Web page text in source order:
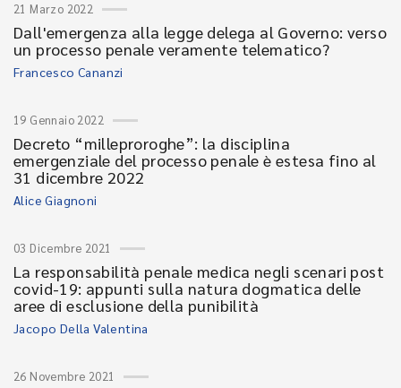
21 Marzo 2022
Dall'emergenza alla legge delega al Governo: verso
un processo penale veramente telematico?
Francesco Cananzi
19 Gennaio 2022
Decreto “milleproroghe”: la disciplina
emergenziale del processo penale è estesa fino al
31 dicembre 2022
Alice Giagnoni
03 Dicembre 2021
La responsabilità penale medica negli scenari post
covid-19: appunti sulla natura dogmatica delle
aree di esclusione della punibilità
Jacopo Della Valentina
26 Novembre 2021